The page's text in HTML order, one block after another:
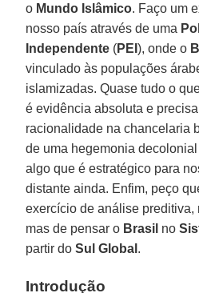
o Mundo Islâmico. Faço um
nosso país através de uma
Independente (PEI), onde o
vinculado às populações
islamizadas. Quase tudo o
é evidência absoluta e
racionalidade na chancelaria
de uma hegemonia
algo que é estratégico para
distante ainda. Enfim, peço
exercício de análise preditiva,
mas de pensar o Brasil no
partir doSul Global .
Introdução